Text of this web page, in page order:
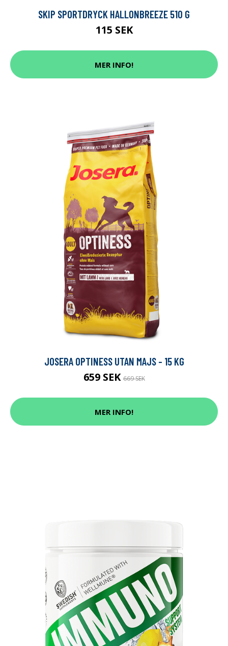
SKIP SPORTDRYCK HALLONBREEZE 510 G
115 SEK
MER INFO!
JOSERA OPTINESS UTAN MAJS - 15 KG
659 SEK669 SEK
MER INFO!